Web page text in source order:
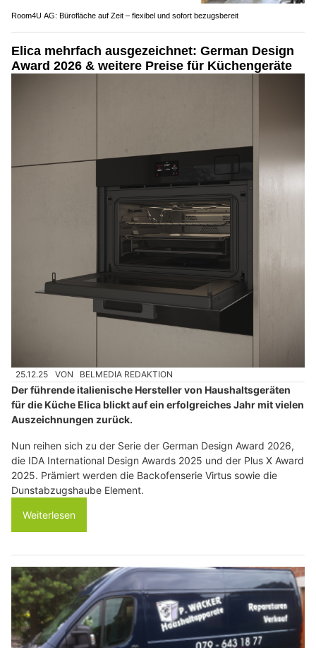
Room4U AG: Bürofläche auf Zeit – flexibel und sofort bezugsbereit
Elica mehrfach ausgezeichnet: German Design
Award 2026 & weitere Preise für Küchengeräte
25.12.25 VON BELMEDIA REDAKTION
Der führende italienische Hersteller von Haushaltsgeräten
für die Küche Elica blickt auf ein erfolgreiches Jahr mit vielen
Auszeichnungen zurück.
Nun reihen sich zu der Serie der German Design Award 2026,
die IDA International Design Awards 2025 und der Plus X Award
2025. Prämiert werden die Backofenserie Virtus sowie die
Dunstabzugshaube Element.
Weiterlesen